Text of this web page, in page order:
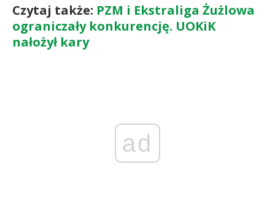
Czytaj także: PZM i Ekstraliga Żużlowa
ograniczały konkurencję. UOKiK
nałożył kary
ad